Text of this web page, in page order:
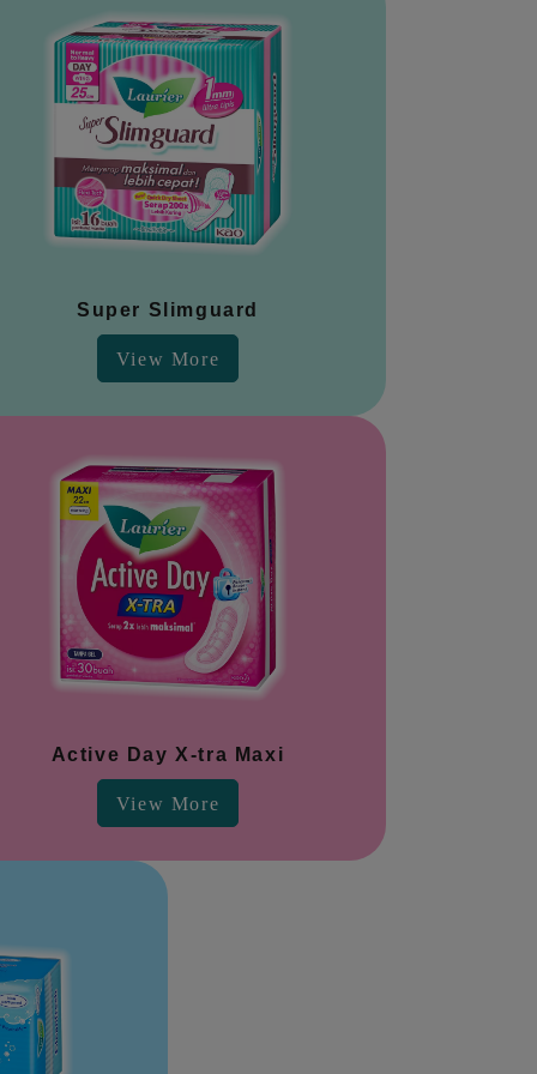
Super Slimguard
View More
Active Day X-tra Maxi
View More